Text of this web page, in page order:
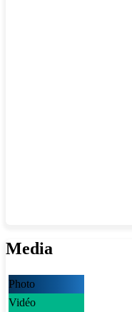
Media
Photo
Vidéo